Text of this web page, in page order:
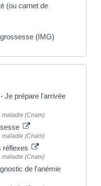
(ou carnet de
(IMG)
Je prépare l'arrivée
maladie (Cnam)
maladie (Cnam)
réflexes
maladie (Cnam)
de l'anémie